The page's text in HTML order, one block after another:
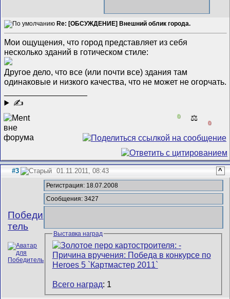
Re: [ОБСУЖДЕНИЕ] Внешний облик города.
Мои ощущения, что город представляет из себя
несколько зданий в готическом стиле:
Другое дело, что все (или почти все) здания там
одинаковые и низкого качества, что не может не огорчать.
✍
0 ⚖️
0
#3 01.11.2011, 08:43 ^
Победи
тель
Регистрация: 18.07.2008
Сообщения: 3427
Выставка наград
Всего наград: 1